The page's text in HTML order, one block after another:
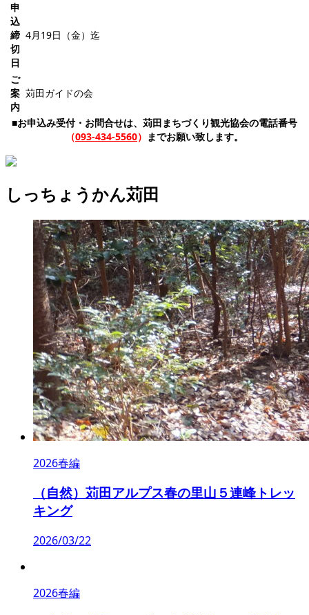
申
込
締
切
日
4月19日（金）迄
ご
案
内
苅田ガイドの会
■お申込み受付・お問合せは、苅田まちづくり観光協会の電話番号
（093-434-5560） までお願い致します。
しっちょうかん苅田
2026春編
（自然）苅田アルプス春の里山５連峰トレッ
キング
2026/03/22
2026春編